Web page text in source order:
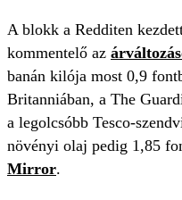
A blokk a Redditen
kommentelő az
banán kilója most 0,9
Britanniában, a The
a legolcsóbb Tesco-
növényi olaj pedig 1,85
Mirror.